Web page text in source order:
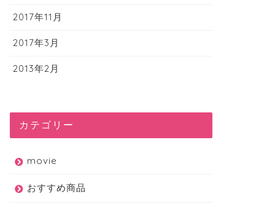
2017年11月
2017年3月
2013年2月
カテゴリー
movie
おすすめ商品